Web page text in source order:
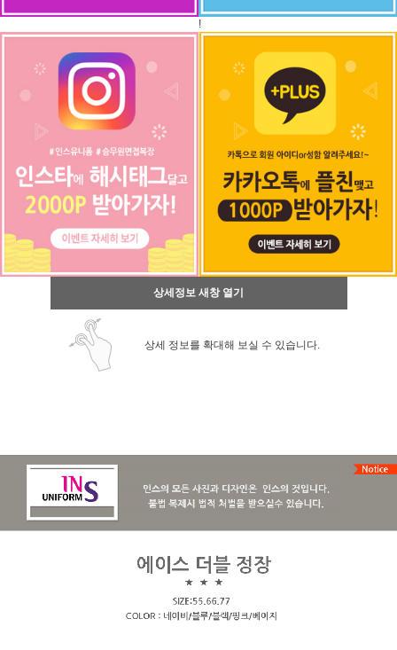
!
상세정보 새창 열기
상세 정보를 확대해 보실 수 있습니다.